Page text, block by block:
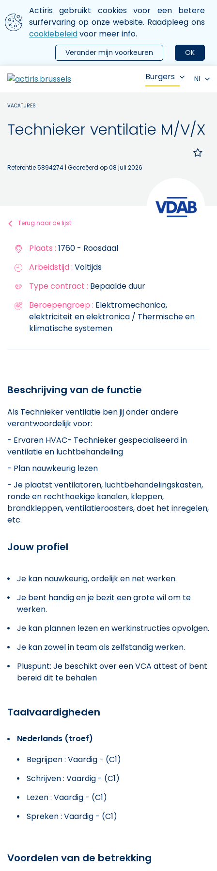
Aller au contenu principal
We gebruiken cookies
Actiris gebruikt cookies voor een betere
surfervaring op onze website. Raadpleeg ons
cookiebeleidvoor meer info.
OK
Verander mijn voorkeuren
le menu
Burgers Nl
VACATURES
Technieker ventilatie M/V/X
Referentie 5894274 | Gecreëerd op 08 juli 2026
Terug naar de lijst
Plaats : 1760 - Roosdaal
Arbeidstijd : Voltijds
Type contract : Bepaalde duur
Beroepengroep : Elektromechanica,
elektriciteit en elektronica / Thermische en
klimatische systemen
Beschrijving van de functie
Als Technieker ventilatie ben jij onder andere
verantwoordelijk voor:
- Ervaren HVAC- Technieker gespecialiseerd in
ventilatie en luchtbehandeling
- Plan nauwkeurig lezen
- Je plaatst ventilatoren, luchtbehandelingskasten,
ronde en rechthoekige kanalen, kleppen,
brandkleppen, ventilatieroosters, doet het inregelen,
etc.
Jouw profiel
Je kan nauwkeurig, ordelijk en net werken.
Je bent handig en je bezit een grote wil om te
werken.
Je kan plannen lezen en werkinstructies opvolgen.
Je kan zowel in team als zelfstandig werken.
Pluspunt: Je beschikt over een VCA attest of bent
bereid dit te behalen
Taalvaardigheden
Nederlands (troef)
Begrijpen : Vaardig - (C1)
Schrijven : Vaardig - (C1)
Lezen : Vaardig - (C1)
Spreken : Vaardig - (C1)
Voordelen van de betrekking